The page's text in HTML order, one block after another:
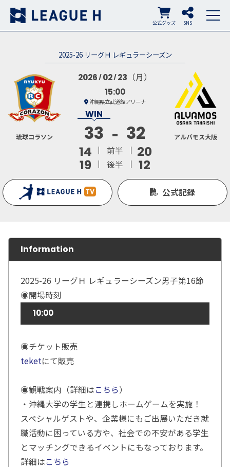
SNS
公式グッズ
2025-26 リーグＨ レギュラーシーズン
琉球コラソン
2026 02 23 （月）
15:00
沖縄県立武道館アリーナ
33 32
14 前半
20
19
後半 12
アルバモス大阪
公式記録
Information
2025-26 リーグＨ レギュラーシーズン男子第16節
◉開場時刻
10:00
◉チケット販売
teketにて販売
◉観戦案内（詳細はこちら）
・沖縄大学の学生と連携しホームゲームを実施！
スペシャルゲストや、企業様にもご出展いただき就
職活動に困っている方や、社会での不安がある学生
とマッチングできるイベントにもなっております。
詳細はこちら